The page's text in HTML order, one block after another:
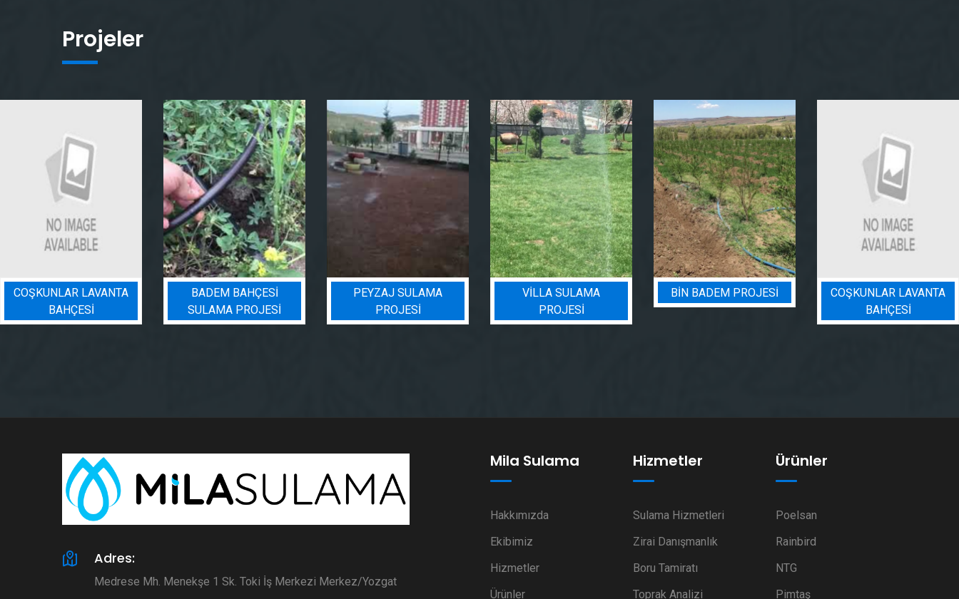
Projeler
COŞKUNLAR LAVANTA
BAHÇESİ
BADEM BAHÇESI
SULAMA PROJESI
PEYZAJ SULAMA
PROJESI
VILLA SULAMA
PROJESI
BIN BADEM PROJESI
COŞKUNLAR LAVANTA
BAHÇESİ
Adres:
Medrese Mh. Menekşe 1 Sk. Toki İş Merkezi Merkez/Yozgat
Mila Sulama
Hakkımızda
Ekibimiz
Hizmetler
Ürünler
Hizmetler
Sulama Hizmetleri
Zirai Danışmanlık
Boru Tamiratı
Toprak Analizi
Ürünler
Poelsan
Rainbird
NTG
Pimtaş